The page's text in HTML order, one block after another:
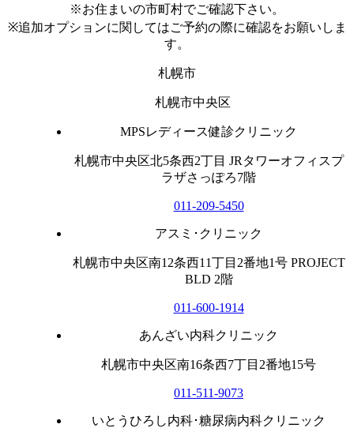
※お住まいの市町村でご確認下さい。
※追加オプションに関してはご予約の際に確認をお願いしま
す。
札幌市
札幌市中央区
MPSレディース健診クリニック
札幌市中央区北5条西2丁目 JRタワーオフィスプ
ラザさっぽろ7階
011-209-5450
アスミ･クリニック
札幌市中央区南12条西11丁目2番地1号 PROJECT
BLD 2階
011-600-1914
あんざい内科クリニック
札幌市中央区南16条西7丁目2番地15号
011-511-9073
いとうひろし内科･糖尿病内科クリニック